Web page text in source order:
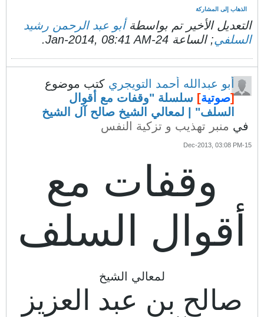
الذهاب إلى المشاركة
التعديل الأخير تم بواسطةأبو عبد الرحمن رشيد
السلفي; الساعة 24-Jan-2014, 08:41 AM
.
أبو عبدالله أحمد التويجري كتب موضوع
[صوتية] سلسلة "وقفات مع أقوال
السلف" | لمعالي الشيخ صالح آل الشيخ
في منبر تهذيب و تزكية النفس
15-Dec-2013, 03:08 PM
وقفات مع
أقوال السلف
لمعالي الشيخ
صالح بن عبد العزيز